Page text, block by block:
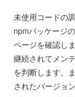
未使用コードの
npmパッケージ
ページを確認し
継続されてメン
を判断します。
されたバージョ